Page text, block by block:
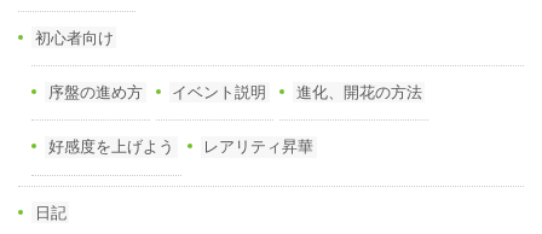
初心者向け
序盤の進め方 イベント説明 進化、開花の方法
好感度を上げよう レアリティ昇華
日記